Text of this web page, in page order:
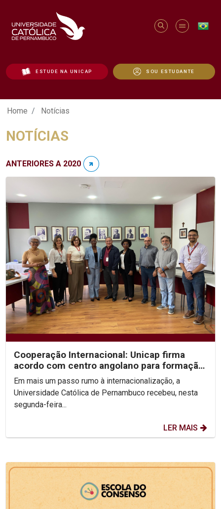
ESTUDE NA UNICAP SOU ESTUDANTE
Notícias - Unicap
Home Notícias
NOTÍCIAS
ANTERIORES A 2020
Cooperação Internacional: Unicap firma
acordo com centro angolano para formação
em Fonoaudiologia
Em mais um passo rumo à internacionalização, a
Universidade Católica de Pernambuco recebeu, nesta
segunda-feira...
LER MAIS